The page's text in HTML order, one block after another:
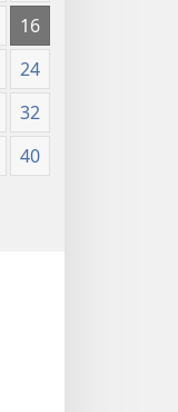
16
24
32
40